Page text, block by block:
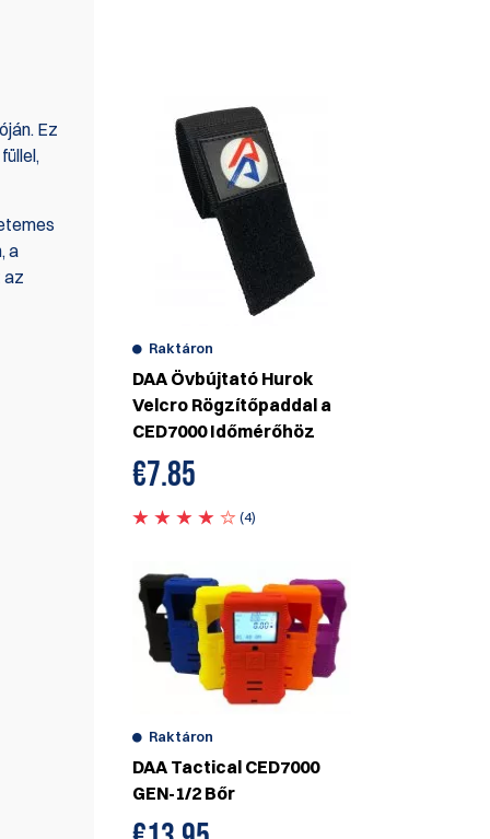
Ez
a
az
Raktáron
DAA Övbújtató Hurok
Velcro Rögzítőpaddal a
CED7000 Időmérőhöz
€7.85
(4)
Raktáron
DAA Tactical CED7000
GEN-1/2 Bőr